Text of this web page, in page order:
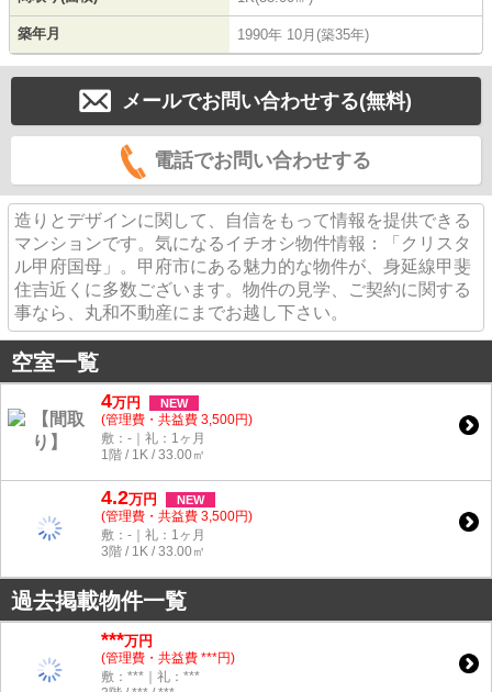
築年月 1990年 10月(築35年)
メールでお問い合わせする(無料)
電話でお問い合わせする
造りとデザインに関して、自信をもって情報を提供できる
マンションです。気になるイチオシ物件情報：「クリスタ
ル甲府国母」。甲府市にある魅力的な物件が、身延線甲斐
住吉近くに多数ございます。物件の見学、ご契約に関する
事なら、丸和不動産にまでお越し下さい。
空室一覧
4万円 NEW
(管理費・共益費 3,500円)
敷：-｜礼：1ヶ月
1階 / 1K / 33.00㎡
4.2万円 NEW
(管理費・共益費 3,500円)
敷：-｜礼：1ヶ月
3階 / 1K / 33.00㎡
過去掲載物件一覧
***万円
(管理費・共益費 ***円)
敷：***｜礼：***